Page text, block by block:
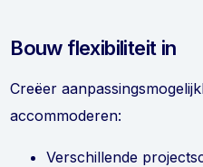
Bouw flexibiliteit in
Creëer
accommoderen:
Verschillende